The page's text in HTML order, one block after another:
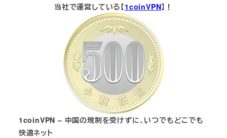
当社で運営している【1coinVPN】！
1coinVPN – 中国の規制を受けずに、いつでもどこでも
快適ネット